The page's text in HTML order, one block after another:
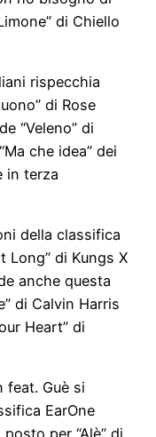
di Chiello
rispecchia
di Rose
“Veleno” di
che idea” dei
in terza
della classifica
Long” di Kungs X
anche questa
di Calvin Harris
Heart” di
feat. Guè si
EarOne